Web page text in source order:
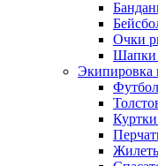
Очки
Шапки
Экипировка